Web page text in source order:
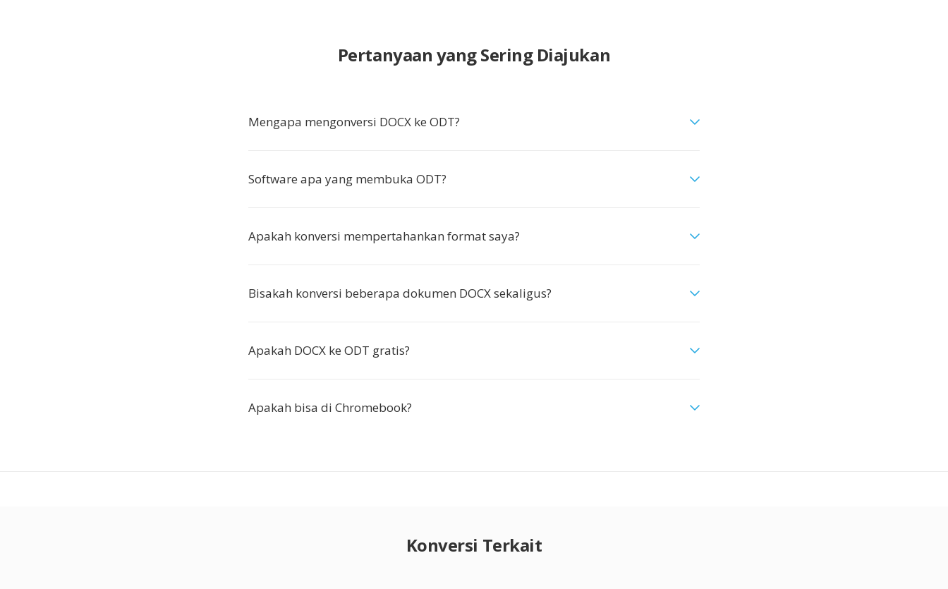
Pertanyaan yang Sering Diajukan
Mengapa mengonversi DOCX ke ODT?
Software apa yang membuka ODT?
Apakah konversi mempertahankan format saya?
Bisakah konversi beberapa dokumen DOCX sekaligus?
Apakah DOCX ke ODT gratis?
Apakah bisa di Chromebook?
Konversi Terkait